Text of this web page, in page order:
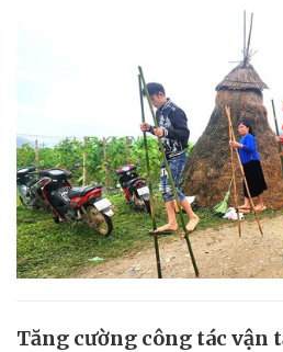
Tăng cường công tác vận